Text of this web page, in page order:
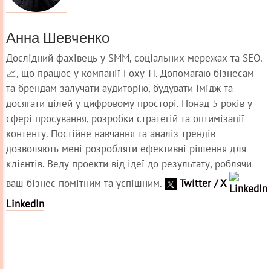
Анна Шевченко
Дослідний фахівець у SMM, соціальних мережах та SEO.
📈, що працює у компанії Foxy-IT. Допомагаю бізнесам
та брендам залучати аудиторію, будувати імідж та
досягати цілей у цифровому просторі. Понад 5 років у
сфері просування, розробки стратегій та оптимізації
контенту. Постійне навчання та аналіз трендів
дозволяють мені розробляти ефективні рішення для
клієнтів. Веду проекти від ідеї до результату, роблячи
ваш бізнес помітним та успішним.
Twitter / X
LinkedIn